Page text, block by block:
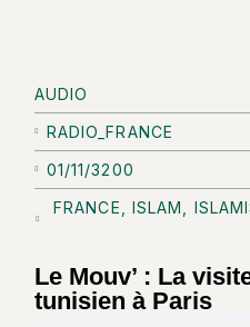
AUDIO
RADIO_FRANCE
01/11/3200
FRANCE
ISLAM
Le Mouv’ : La
tunisien à Paris